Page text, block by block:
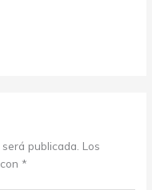
publicada. Los
*